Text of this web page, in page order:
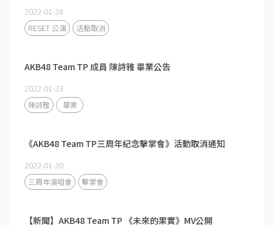
2022-01-24
RESET 公演 活動取消
AKB48 Team TP 成員 陳詩雅 畢業公告
2022-01-23
陳詩雅 畢業
《AKB48 Team TP三周年紀念擊掌會》活動取消通知​​​​​​​
2022-01-20
三周年演唱會 擊掌會
【新聞】AKB48 Team TP 《未來的果實》MV公開